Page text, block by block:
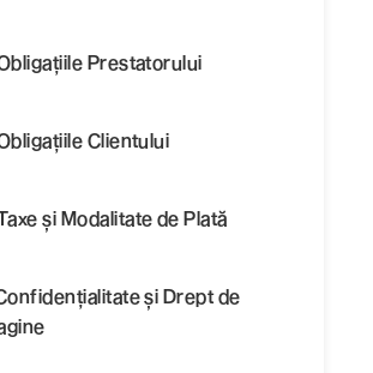
Prestatorului
Clientului
și Modalitate de Plată
și Drept de